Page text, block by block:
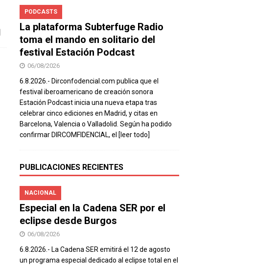
PODCASTS
La plataforma Subterfuge Radio
toma el mando en solitario del
festival Estación Podcast
06/08/2026
6.8.2026.- Dirconfodencial.com publica que el
festival iberoamericano de creación sonora
Estación Podcast inicia una nueva etapa tras
celebrar cinco ediciones en Madrid, y citas en
Barcelona, Valencia o Valladolid. Según ha podido
confirmar DIRCOMFIDENCIAL, el [leer todo]
PUBLICACIONES RECIENTES
NACIONAL
Especial en la Cadena SER por el
eclipse desde Burgos
06/08/2026
6.8.2026.- La Cadena SER emitirá el 12 de agosto
un programa especial dedicado al eclipse total en el